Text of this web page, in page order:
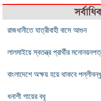
রাজধানীতে যাত্রীবাহী বাসে আগুন
লালমাইয়ে স্বতন্ত্র প্রার্থীর
বাংলাদেশে অক্ষয় হয়ে থাকবে
ধনাশী গায়ের বধূ